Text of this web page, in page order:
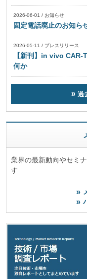
2026-06-01 / お知らせ
固定電話廃止のお知ら
2026-05-11 / プレスリリース
【新刊】in vivo
何か
過
業界の最新動向やセミ
す